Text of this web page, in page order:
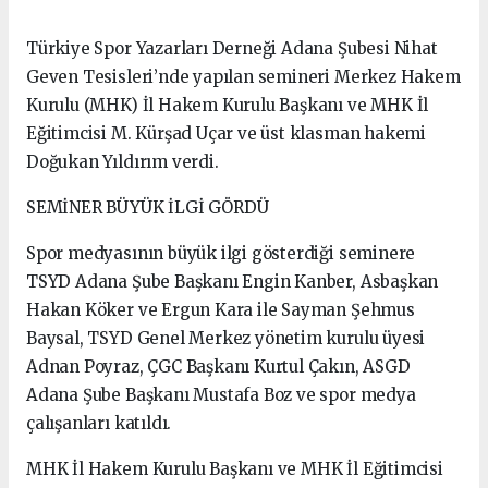
Türkiye Spor Yazarları Derneği Adana Şubesi Nihat
Geven Tesisleri’nde yapılan semineri Merkez Hakem
Kurulu (MHK) İl Hakem Kurulu Başkanı ve MHK İl
Eğitimcisi M. Kürşad Uçar ve üst klasman hakemi
Doğukan Yıldırım verdi.
SEMİNER BÜYÜK İLGİ GÖRDÜ
Spor medyasının büyük ilgi gösterdiği seminere
TSYD Adana Şube Başkanı Engin Kanber, Asbaşkan
Hakan Köker ve Ergun Kara ile Sayman Şehmus
Baysal, TSYD Genel Merkez yönetim kurulu üyesi
Adnan Poyraz, ÇGC Başkanı Kurtul Çakın, ASGD
Adana Şube Başkanı Mustafa Boz ve spor medya
çalışanları katıldı.
MHK İl Hakem Kurulu Başkanı ve MHK İl Eğitimcisi